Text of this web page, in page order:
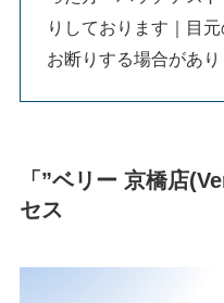
りしております｜目
お断りする場合があり
「”ベリー 京橋店
セス